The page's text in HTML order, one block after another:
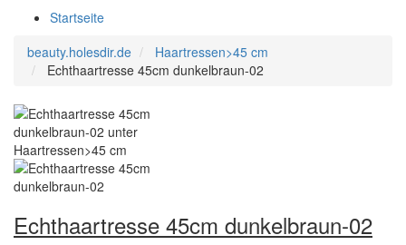
Startseite
beauty.holesdir.de
Haartressen>45 cm
Echthaartresse 45cm dunkelbraun-02
Echthaartresse 45cm dunkelbraun-02